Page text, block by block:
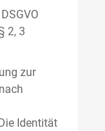
2, 3
zur
Identität